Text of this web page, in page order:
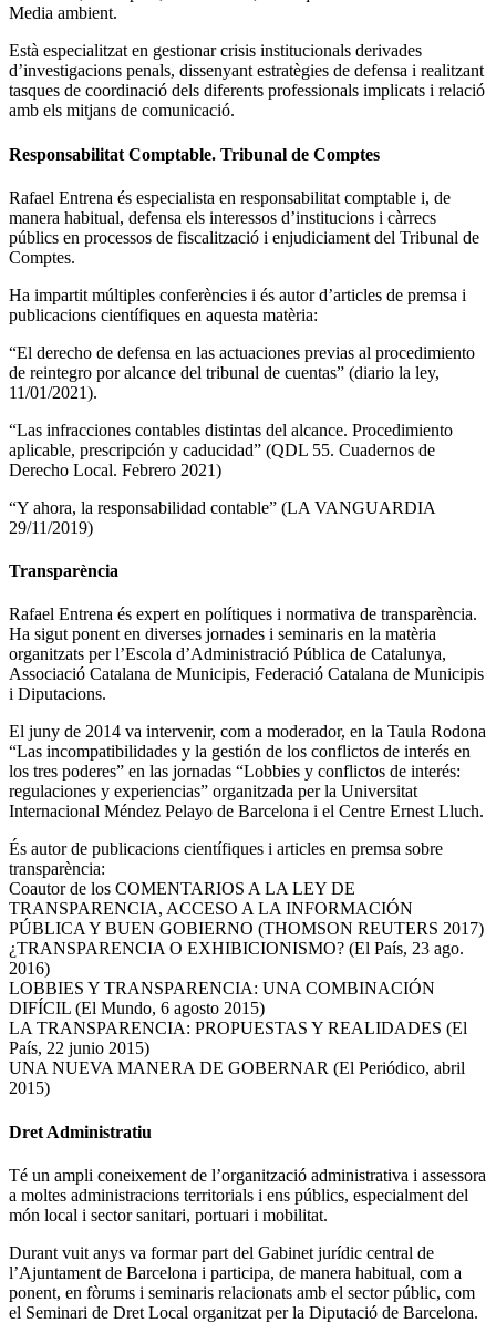
Media ambient.
Està especialitzat en gestionar crisis institucionals derivades
d’investigacions penals, dissenyant estratègies de defensa i realitzant
tasques de coordinació dels diferents professionals implicats i relació
amb els mitjans de comunicació.
Responsabilitat Comptable. Tribunal de Comptes
Rafael Entrena és especialista en responsabilitat comptable i, de
manera habitual, defensa els interessos d’institucions i càrrecs
públics en processos de fiscalització i enjudiciament del Tribunal de
Comptes.
Ha impartit múltiples conferències i és autor d’articles de premsa i
publicacions científiques en aquesta matèria:
“El derecho de defensa en las actuaciones previas al procedimiento
de reintegro por alcance del tribunal de cuentas” (diario la ley,
11/01/2021).
“Las infracciones contables distintas del alcance. Procedimiento
aplicable, prescripción y caducidad” (QDL 55. Cuadernos de
Derecho Local. Febrero 2021)
“Y ahora, la responsabilidad contable” (LA VANGUARDIA
29/11/2019)
Transparència
Rafael Entrena és expert en polítiques i normativa de transparència.
Ha sigut ponent en diverses jornades i seminaris en la matèria
organitzats per l’Escola d’Administració Pública de Catalunya,
Associació Catalana de Municipis, Federació Catalana de Municipis
i Diputacions.
El juny de 2014 va intervenir, com a moderador, en la Taula Rodona
“Las incompatibilidades y la gestión de los conflictos de interés en
los tres poderes” en las jornadas “Lobbies y conflictos de interés:
regulaciones y experiencias” organitzada per la Universitat
Internacional Méndez Pelayo de Barcelona i el Centre Ernest Lluch.
És autor de publicacions científiques i articles en premsa sobre
transparència:
Coautor de los COMENTARIOS A LA LEY DE
TRANSPARENCIA, ACCESO A LA INFORMACIÓN
PÚBLICA Y BUEN GOBIERNO (THOMSON REUTERS 2017)
¿TRANSPARENCIA O EXHIBICIONISMO? (El País, 23 ago.
2016)
LOBBIES Y TRANSPARENCIA: UNA COMBINACIÓN
DIFÍCIL (El Mundo, 6 agosto 2015)
LA TRANSPARENCIA: PROPUESTAS Y REALIDADES (El
País, 22 junio 2015)
UNA NUEVA MANERA DE GOBERNAR (El Periódico, abril
2015)
Dret Administratiu
Té un ampli coneixement de l’organització administrativa i assessora
a moltes administracions territorials i ens públics, especialment del
món local i sector sanitari, portuari i mobilitat.
Durant vuit anys va formar part del Gabinet jurídic central de
l’Ajuntament de Barcelona i participa, de manera habitual, com a
ponent, en fòrums i seminaris relacionats amb el sector públic, com
el Seminari de Dret Local organitzat per la Diputació de Barcelona.